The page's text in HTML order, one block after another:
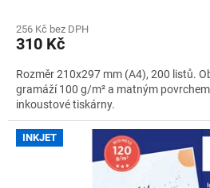
256 Kč bez DPH
310 Kč
Rozměr 210x297 mm (A4), 200 listů.
gramáží 100 g/m² a matným
inkoustové tiskárny.
INKJET